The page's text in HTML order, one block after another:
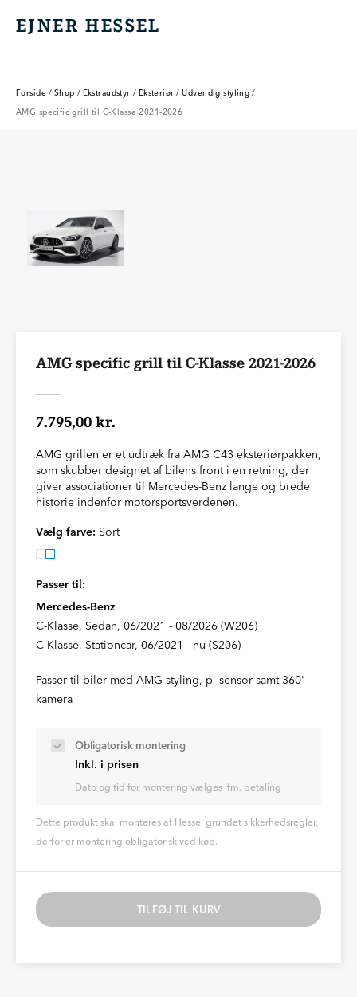
EJNER HESSEL
EJNER HESSEL
Forside / Shop / Ekstraudstyr / Eksteriør / Udvendig styling /
AMG specific grill til C-Klasse 2021-2026
AMG specific grill til C-Klasse 2021-2026
7.795,00 kr.
AMG grillen er et udtræk fra AMG C43 eksteriørpakken,
som skubber designet af bilens front i en retning, der
giver associationer til Mercedes-Benz lange og brede
historie indenfor motorsportsverdenen.
Vælg farve: Sort
Passer til:
Mercedes-Benz
C-Klasse, Sedan, 06/2021 - 08/2026 (W206)
C-Klasse, Stationcar, 06/2021 - nu (S206)
Passer til biler med AMG styling, p- sensor samt 360'
kamera
Obligatorisk montering
Inkl. i prisen
Dato og tid for montering vælges ifm. betaling
Dette produkt skal monteres af Hessel grundet sikkerhedsregler,
derfor er montering obligatorisk ved køb.
TILFØJ TIL KURV